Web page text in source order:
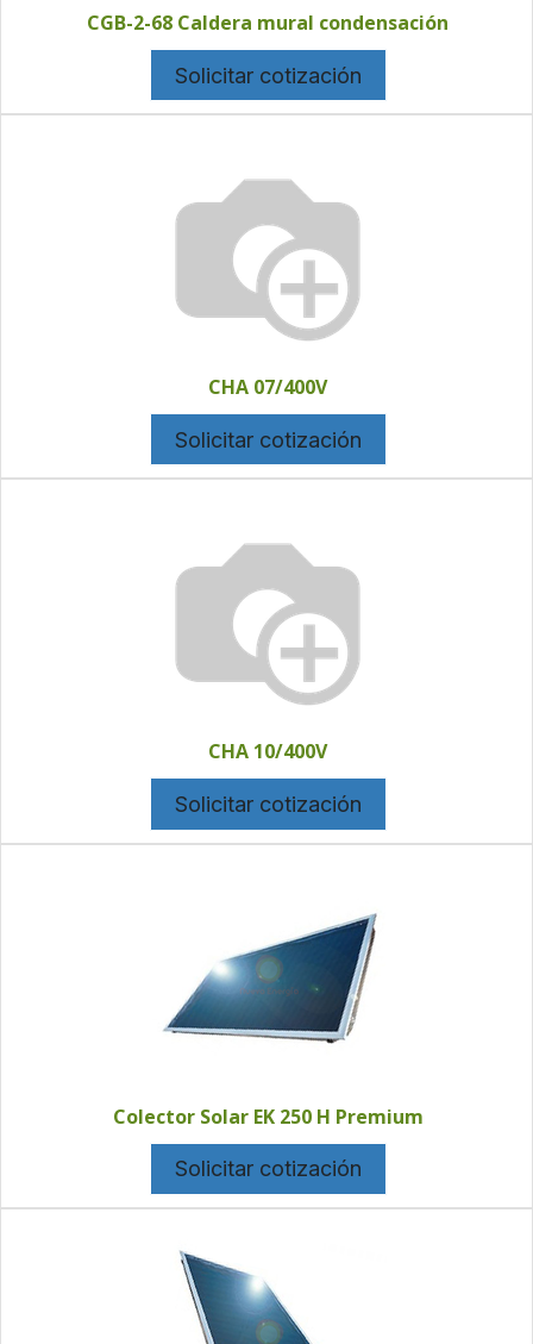
CGB-2-68 Caldera mural condensación
Solicitar cotización
CHA 07/400V
Solicitar cotización
CHA 10/400V
Solicitar cotización
Colector Solar EK 250 H Premium
Solicitar cotización